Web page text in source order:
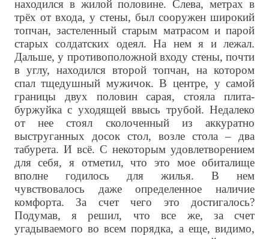
находился в жилой половине. Слева, метрах в
трёх от входа, у стены, был сооружен широкий
топчан, застеленный старым матрасом и парой
старых солдатских одеял. На нем я и лежал.
Дальше, у противоположной входу стены, почти
в углу, находился второй топчан, на котором
спал тщедушный мужичок. В центре, у самой
границы двух половин сарая, стояла плита-
буржуйка с уходящей ввысь трубой. Недалеко
от нее стоял сколоченный из аккуратно
выструганных досок стол, возле стола – два
табурета. И всё. С некоторым удовлетворением
для себя, я отметил, что это мое обиталище
вполне годилось для жилья. В нем
чувствовалось даже определенное наличие
комфорта. За счет чего это достигалось?
Подумав, я решил, что все же, за счет
угадываемого во всем порядка, а еще, видимо,